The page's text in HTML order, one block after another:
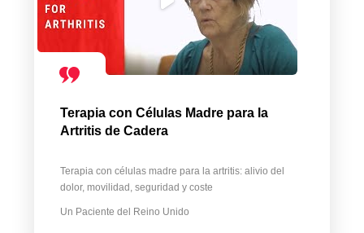
Terapia con Células Madre para la
Artritis de Cadera
Terapia con células madre para la artritis: alivio del
dolor, movilidad, seguridad y coste
Un Paciente del Reino Unido